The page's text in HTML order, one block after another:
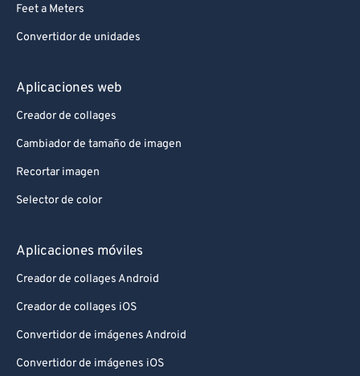
Feet a Meters
Convertidor de unidades
Aplicaciones web
Creador de collages
Cambiador de tamaño de imagen
Recortar imagen
Selector de color
Aplicaciones móviles
Creador de collages Android
Creador de collages iOS
Convertidor de imágenes Android
Convertidor de imágenes iOS